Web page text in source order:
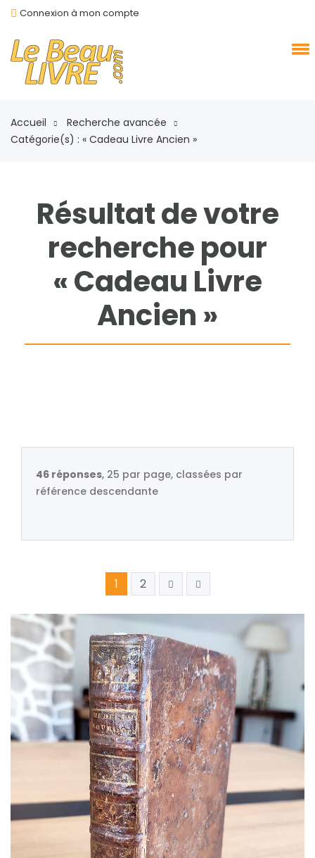
Connexion à mon compte
Accueil
Recherche avancée
Catégorie(s) : « Cadeau Livre Ancien »
Résultat de votre
recherche pour
« Cadeau Livre
Ancien »
46 réponses, 25 par page, classées par
référence descendante
1 2